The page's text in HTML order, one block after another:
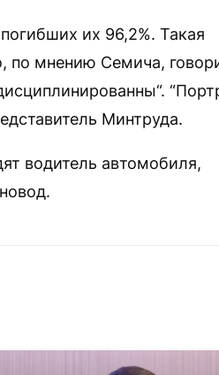
их 96,2%. Такая
по мнению Семича,
Минтруда.
водитель автомобиля,